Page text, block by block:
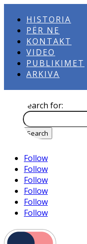
HISTORIA
PËR NE
KONTAKT
VIDEO
PUBLIKIMET
ARKIVA
Search for:
Follow
Follow
Follow
Follow
Follow
Follow